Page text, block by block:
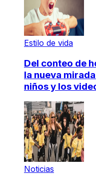
Estilo de vida
Del conteo de
la nueva
niños y los
Noticias